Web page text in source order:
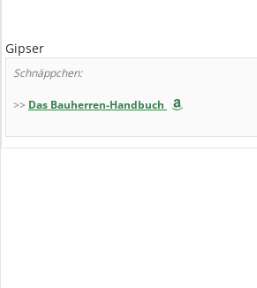
Gipser
Schnäppchen:
>> Das Bauherren-Handbuch